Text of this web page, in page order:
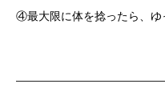
④最大限に体を捻ったら、ゆ